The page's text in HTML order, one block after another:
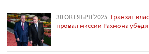
30 ОКТЯБРЯ'2025 Транзит
провал миссии Рахмона